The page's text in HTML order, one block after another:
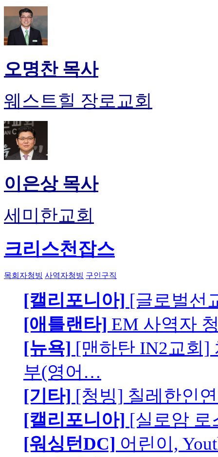
오명찬 목사
웨스트힐 장로교회
이은상 목사
세미한교회
크리스천잡스
목회자청빙 사역자청빙 구인구직
[캘리포니아] [글로벌선
[애틀랜타] EM 사역자
[뉴욕] [맨하탄 IN2교회]
부(영어…
[기타] [청빙] 칠레한인
[캘리포니아] [실로암 로
[워싱턴DC] 어린이,